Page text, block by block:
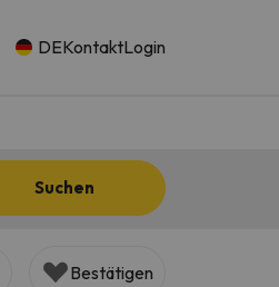
DEKontaktLogin
Suchen
Bestätigen